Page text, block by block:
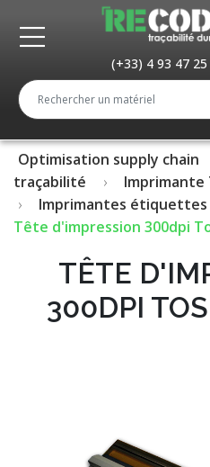
(+33) 4 93 47 25
Optimisation supply chain
traçabilité
Imprimantes étiquettes
Tête d'impression 300dpi
TÊTE
300DPI